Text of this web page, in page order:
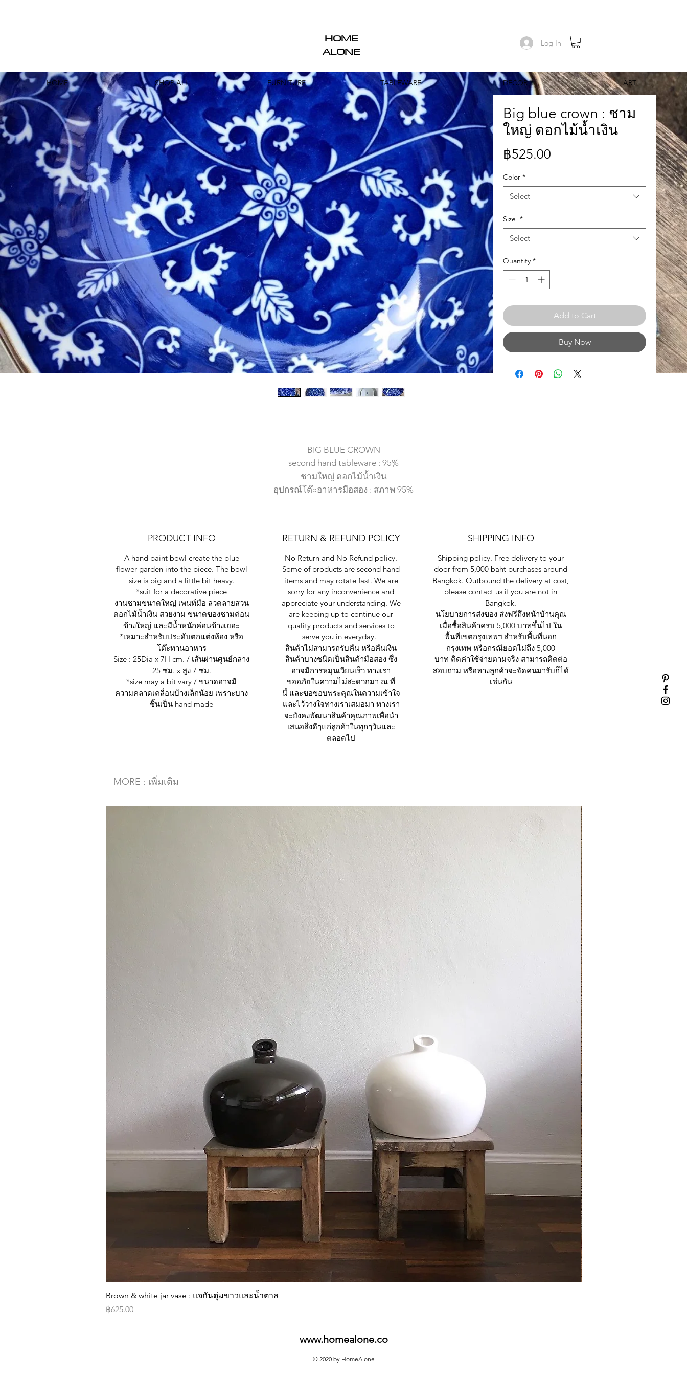
HOME
ALONE
Log In
HOME SHOP ALL FURNITURE TABLEWARE DECOR ART
Big blue crown : ชาม
ใหญ่ ดอกไม้น้ำเงิน
฿525.00
Color *
Select
Size *
Select
Quantity *
Add to Cart
Buy Now
BIG BLUE CROWN
second hand tableware : 95%
ชามใหญ่ ดอกไม้น้ำเงิน
อุปกรณ์โต๊ะอาหารมือสอง : สภาพ 95%
PRODUCT INFO
A hand paint bowl create the blue
flower garden into the piece. The bowl
size is big and a little bit heavy.
*suit for a decorative piece
งานชามขนาดใหญ่ เพนท์มือ ลวดลายสวน
ดอกไม้น้ำเงิน สวยงาม ขนาดของชามค่อน
ข้างใหญ่ และมีน้ำหนักค่อนข้างเยอะ
*เหมาะสำหรับประดับตกแต่งห้อง หรือ
โต๊ะทานอาหาร
Size : 25Dia x 7H cm. / เส้นผ่านศูนย์กลาง
25 ซม. x สูง 7 ซม.
*size may a bit vary / ขนาดอาจมี
ความคลาดเคลื่อนบ้างเล็กน้อย เพราะบาง
ชิ้นเป็น hand made
RETURN & REFUND POLICY
No Return and No Refund policy.
Some of products are second hand
items and may rotate fast. We are
sorry for any inconvenience and
appreciate your understanding. We
are keeping up to continue our
quality products and services to
serve you in everyday.
สินค้าไม่สามารถรับคืน หรือคืนเงิน
สินค้าบางชนิดเป็นสินค้ามือสอง ซึ่ง
อาจมีการหมุนเวียนเร็ว ทางเรา
ขออภัยในความไม่สะดวกมา ณ ที่
นี้ และขอขอบพระคุณในความเข้าใจ
และไว้วางใจทางเราเสมอมา ทางเรา
จะยังคงพัฒนาสินค้าคุณภาพเพื่อนำ
เสนอสิ่งดีๆแก่ลูกค้าในทุกๆวันและ
ตลอดไป
SHIPPING INFO
Shipping policy. Free delivery to your
door from 5,000 baht purchases around
Bangkok. Outbound the delivery at cost,
please contact us if you are not in
Bangkok.
นโยบายการส่งของ ส่งฟรีถึงหน้าบ้านคุณ
เมื่อซื้อสินค้าครบ 5,000 บาทขึ้นไป ใน
พื้นที่เขตกรุงเทพฯ สำหรับพื้นที่นอก
กรุงเทพ หรือกรณียอดไม่ถึง 5,000
บาท คิดค่าใช้จ่ายตามจริง สามารถติดต่อ
สอบถาม หรือทางลูกค้าจะจัดคนมารับก็ได้
เช่นกัน
MORE : เพิ่มเติม
Brown & white jar vase : แจกันตุ่มขาวและน้ำตาล
Price
฿625.00
The square ash tray : ที่เขี่ย
www.homealone.co
© 2020 by HomeAlone